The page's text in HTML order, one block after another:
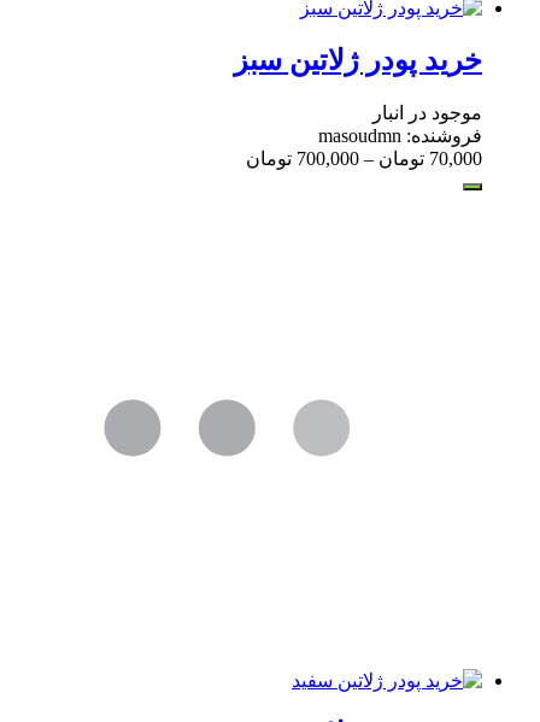
خرید پودر ژلاتین سبز
موجود در انبار
فروشنده: masoudmn
70,000 تومان –
700,000 تومان